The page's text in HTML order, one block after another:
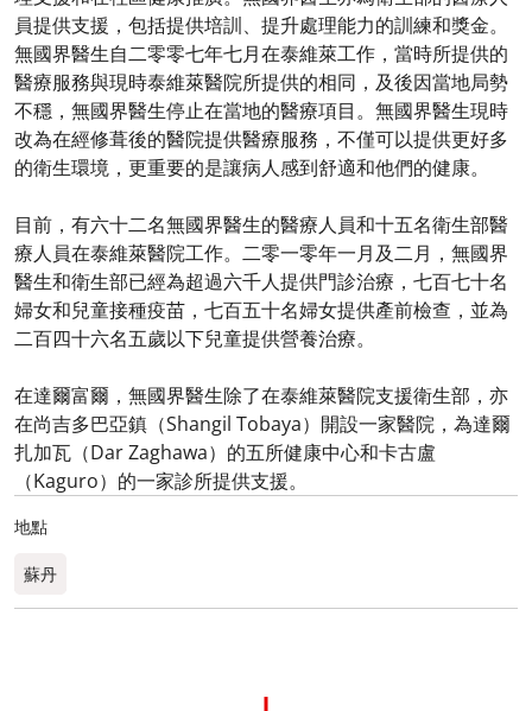
員提供支援，包括提供培訓、提升處理能力的訓練和獎金。
無國界醫生自二零零七年七月在泰維萊工作，當時所提供的
醫療服務與現時泰維萊醫院所提供的相同，及後因當地局勢
不穩，無國界醫生停止在當地的醫療項目。無國界醫生現時
改為在經修葺後的醫院提供醫療服務，不僅可以提供更好多
的衛生環境，更重要的是讓病人感到舒適和他們的健康。
目前，有六十二名無國界醫生的醫療人員和十五名衛生部醫
療人員在泰維萊醫院工作。二零一零年一月及二月，無國界
醫生和衛生部已經為超過六千人提供門診治療，七百七十名
婦女和兒童接種疫苗，七百五十名婦女提供產前檢查，並為
二百四十六名五歲以下兒童提供營養治療。
在達爾富爾，無國界醫生除了在泰維萊醫院支援衛生部，亦
在尚吉多巴亞鎮（Shangil Tobaya）開設一家醫院，為達爾
扎加瓦（Dar Zaghawa）的五所健康中心和卡古盧
（Kaguro）的一家診所提供支援。
地點
蘇丹​